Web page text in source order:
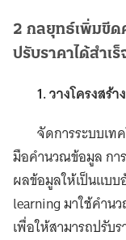
2 กลยุทธ์เพิ่มขีด
ปรับราคาได้สำเร็
1. วางโครงสร้
จัดการระบบเท
มือคำนวณข้อมูล กา
ผลข้อมูลให้เป็นแบบ
learning มาใช้คำน
เพื่อให้สามารถปรับ